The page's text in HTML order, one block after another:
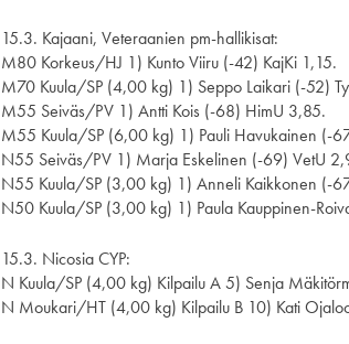
15.3. Kajaani, Veteraanien pm-hallikisat:
M80 Korkeus/HJ 1) Kunto Viiru (-42) KajKi 1,15.
M70 Kuula/SP (4,00 kg) 1) Seppo Laikari (-52)
M55 Seiväs/PV 1) Antti Kois (-68) HimU 3,85.
M55 Kuula/SP (6,00 kg) 1) Pauli Havukainen (-
N55 Seiväs/PV 1) Marja Eskelinen (-69) VetU
N55 Kuula/SP (3,00 kg) 1) Anneli Kaikkonen (-
N50 Kuula/SP (3,00 kg) 1) Paula Kauppinen-
15.3. Nicosia CYP:
N Kuula/SP (4,00 kg) Kilpailu A 5) Senja
N Moukari/HT (4,00 kg) Kilpailu B 10) Kati